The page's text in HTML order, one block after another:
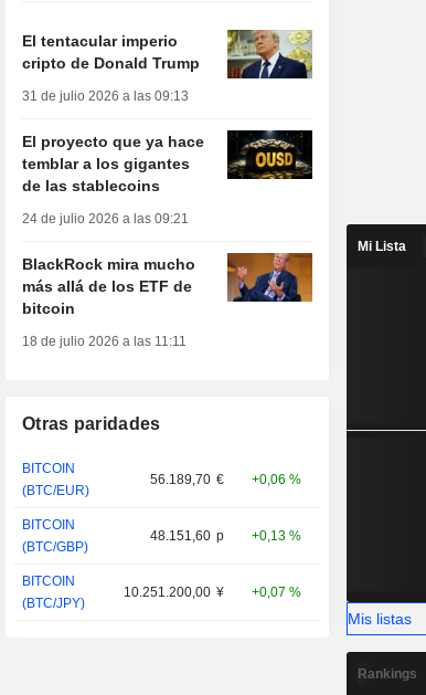
El tentacular imperio
cripto de Donald Trump
31 de julio 2026 a las 09:13
El proyecto que ya hace
temblar a los gigantes
de las stablecoins
24 de julio 2026 a las 09:21
BlackRock mira mucho
más allá de los ETF de
bitcoin
18 de julio 2026 a las 11:11
Otras paridades
BITCOIN
(BTC/EUR)
56.189,70 € +0,06 %
BITCOIN
(BTC/GBP)
48.151,60 p +0,13 %
BITCOIN
(BTC/JPY)
10.251.200,00 ¥ +0,07 %
Mi Lista
Mis listas
Rankings